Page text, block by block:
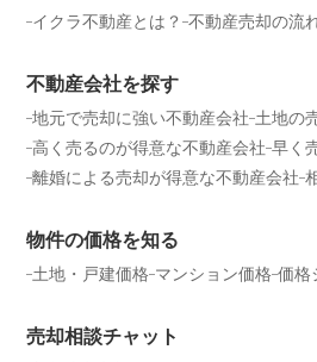
イクラ不動産とは？ 不動産売却の流
不動産会社を探す
地元で売却に強い不動産会社 土地の
高く売るのが得意な不動産会社 早く
離婚による売却が得意な不動産会社
物件の価格を知る
土地・戸建価格 マンション価格 価格
売却相談チャット